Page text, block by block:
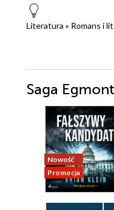
Literatura » Romans i
Saga
Nowość
Promocja